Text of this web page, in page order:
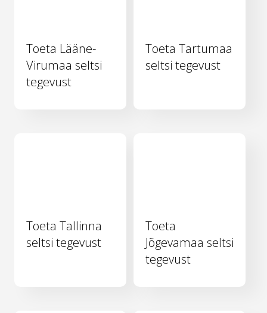
Toeta Lääne-
Virumaa seltsi
tegevust
Toeta Tartumaa
seltsi tegevust
Toeta Tallinna
seltsi tegevust
Toeta
Jõgevamaa seltsi
tegevust